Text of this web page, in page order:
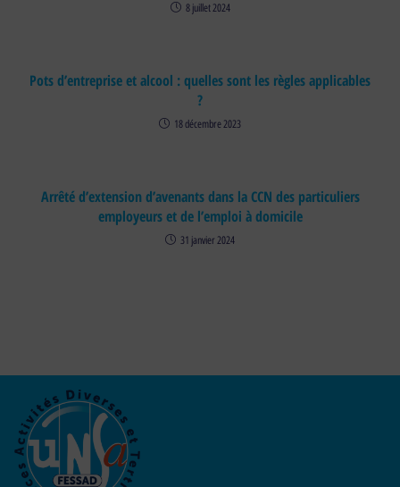
8 juillet 2024
Pots d’entreprise et alcool : quelles sont les règles applicables
?
18 décembre 2023
Arrêté d’extension d’avenants dans la CCN des particuliers
employeurs et de l’emploi à domicile
31 janvier 2024